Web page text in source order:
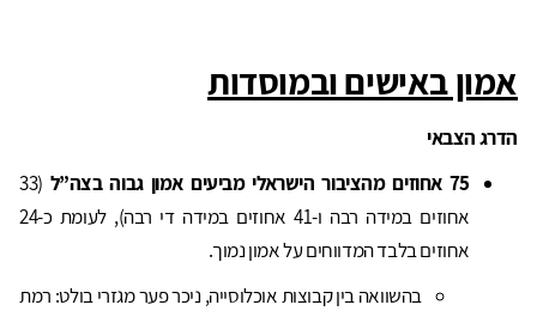
אמון באישים ובמוסדות
הדרג הצבאי
75 אחוזים מהציבור הישראלי מביעים אמון גבוה בצה”ל
(33
אחוזים במידה רבה ו-41 אחוזים במידה די רבה), לעומת כ-24
אחוזים בלבד המדווחים על אמון נמוך.
בהשוואה בין קבוצות אוכלוסייה, ניכר פער מגזרי בולט: רמת